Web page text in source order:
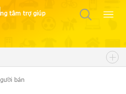
tâm trợ giúp
bán